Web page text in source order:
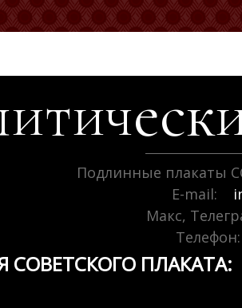
Подлинные плакаты
E-mail:
Макс,
Телефон:
СОВЕТСКОГО ПЛАКАТА: